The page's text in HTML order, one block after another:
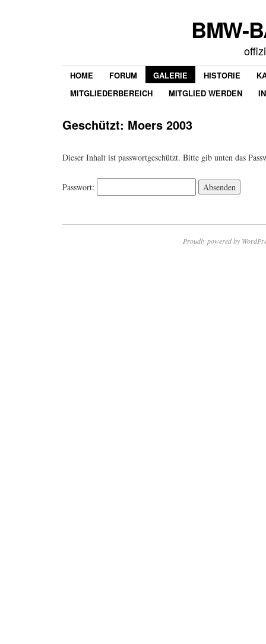
BMW-
HOME FORUM GALERIE HISTORIE
MITGLIEDERBEREICH
MITGLIED WERDEN
Geschützt: Moers 2003
Dieser Inhalt ist passwortgeschützt. Bitte gib unten das
Passwort:
Proudly powered by